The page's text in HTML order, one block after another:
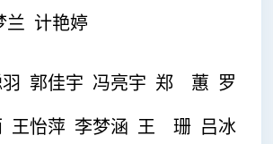
兰 计艳婷
郭佳宇 冯亮宇 郑 蕙 罗
王怡萍 李梦涵 王 珊 吕冰